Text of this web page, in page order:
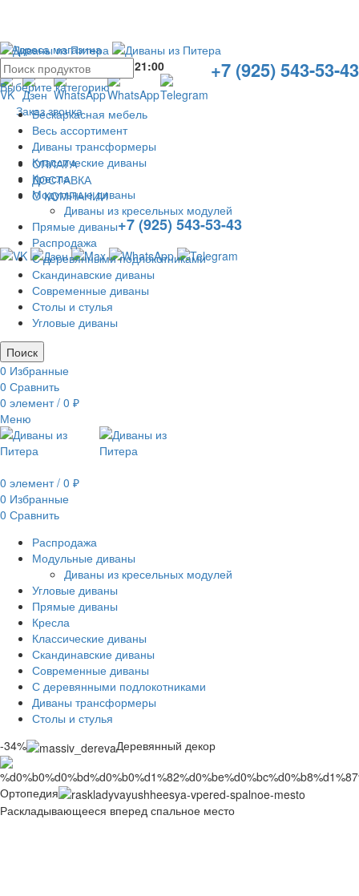
Адреса магазина
+7 (925) 543-53-43
Без выходных с10:00 21:00
Заказ звонка
ОПЛАТА
ДОСТАВКА
О КОМПАНИИ
+7 (925) 543-53-43
Выберите категорию
Бескаркасная мебель
Весь ассортимент
Диваны трансформеры
Классические диваны
Кресла
Модульные диваны
Диваны из кресельных модулей
Прямые диваны
Распродажа
С деревянными подлокотниками
Скандинавские диваны
Современные диваны
Столы и стулья
Угловые диваны
Поиск
0 Избранные
0 Сравнить
0 элемент / 0 ₽
Меню
0 элемент / 0 ₽
0 Избранные
0 Сравнить
Распродажа
Модульные диваны
Диваны из кресельных модулей
Угловые диваны
Прямые диваны
Кресла
Классические диваны
Скандинавские диваны
Современные диваны
С деревянными подлокотниками
Диваны трансформеры
Столы и стулья
-34%
Деревянный декор
Ортопедия
Раскладывающееся вперед спальное место